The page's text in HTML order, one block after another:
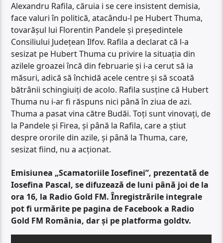
Alexandru Rafila, căruia i se cere insistent demisia,
face valuri în politică, atacându-l pe Hubert Thuma,
tovarășul lui Florentin Pandele și președintele
Consiliului Județean Ilfov. Rafila a declarat că l-a
sesizat pe Hubert Thuma cu privire la situația din
azilele groazei încă din februarie și i-a cerut să ia
măsuri, adică să închidă acele centre și să scoată
bătrânii schingiuiți de acolo. Rafila susține că Hubert
Thuma nu i-ar fi răspuns nici până în ziua de azi.
Thuma a pasat vina către Budăi. Toți sunt vinovați, de
la Pandele și Firea, și până la Rafila, care a știut
despre ororile din azile, și până la Thuma, care,
sesizat fiind, nu a acționat.
Emisiunea „Scamatoriile Iosefinei”, prezentată de
Iosefina Pascal, se difuzează de luni până joi de la
ora 16, la Radio Gold FM. Înregistrările integrale
pot fi urmărite pe pagina de Facebook a Radio
Gold FM România, dar și pe platforma goldtv.